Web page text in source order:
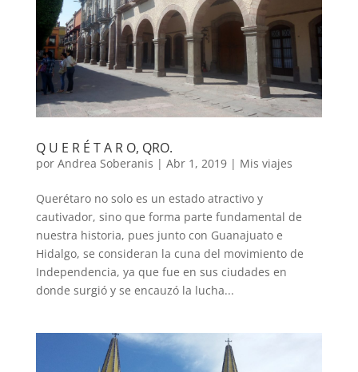
Q U E R É T A R O, QRO.
por Andrea Soberanis | Abr 1, 2019| Mis viajes
Querétaro no solo es un estado atractivo y
cautivador, sino que forma parte fundamental de
nuestra historia, pues junto con Guanajuato e
Hidalgo, se consideran la cuna del movimiento de
Independencia, ya que fue en sus ciudades en
donde surgió y se encauzó la lucha...